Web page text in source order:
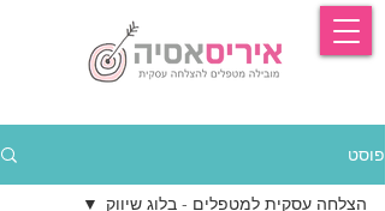
פוסט
הצלחה עסקית למטפלים - בלוג שיווק